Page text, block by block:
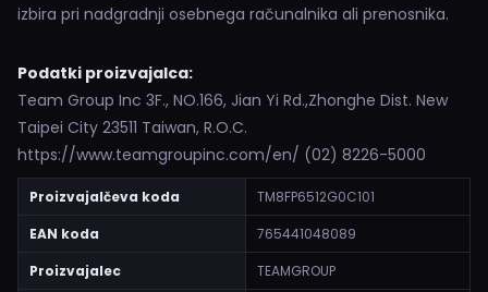
izbira pri nadgradnji osebnega računalnika ali prenosnika.
Podatki proizvajalca:
Team Group Inc 3F., NO.166, Jian Yi Rd.,Zhonghe Dist. New
Taipei City 23511 Taiwan, R.O.C.
https://www.teamgroupinc.com/en/ (02) 8226-5000
Proizvajalčeva koda
TM8FP6512G0C101
EAN koda
765441048089
Proizvajalec
TEAMGROUP